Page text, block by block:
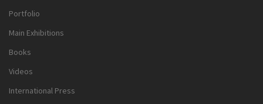
Portfolio
Main Exhibitions
Books
Videos
International Press